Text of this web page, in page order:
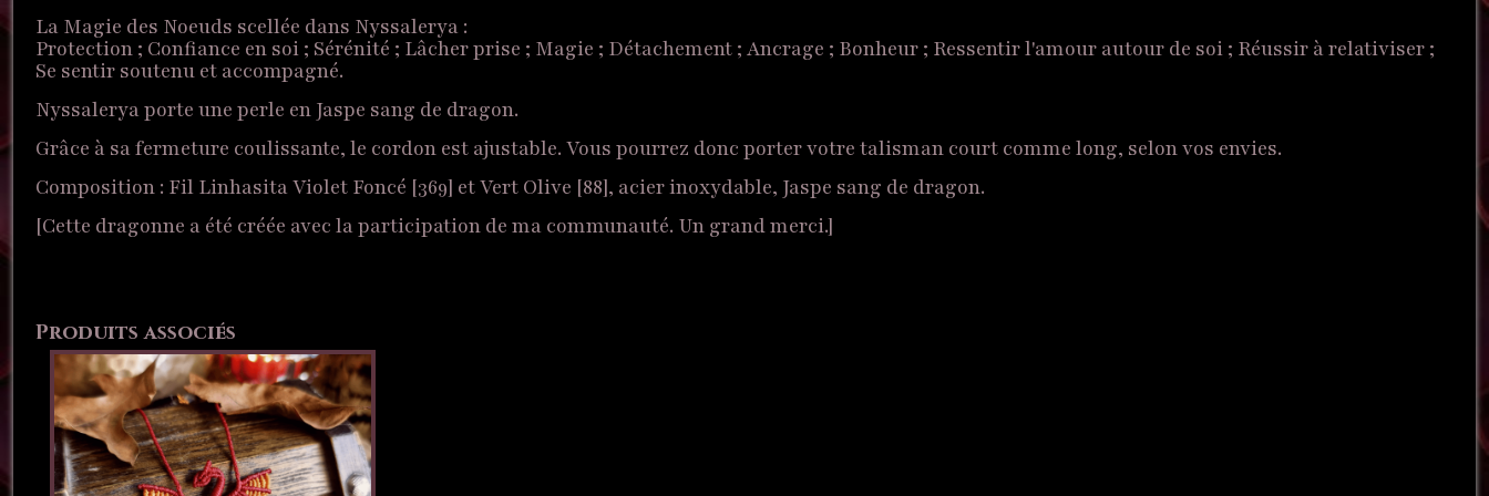
La Magie des Noeuds scellée dans Nyssalerya :
Protection ; Confiance en soi ; Sérénité ; Lâcher prise ; Magie ; Détachement ; Ancrage ; Bonheur ; Ressentir l'amour autour de soi ; Réussir à relativiser ;
Se sentir soutenu et accompagné.
Nyssalerya porte une perle en Jaspe sang de dragon.
Grâce à sa fermeture coulissante, le cordon est ajustable. Vous pourrez donc porter votre talisman court comme long, selon vos envies.
Composition : Fil Linhasita Violet Foncé [369] et Vert Olive [88], acier inoxydable, Jaspe sang de dragon.
[Cette dragonne a été créée avec la participation de ma communauté. Un grand merci.]
Produits associés